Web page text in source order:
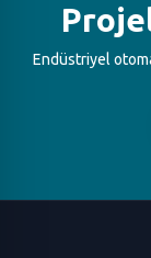
Endüstriyel